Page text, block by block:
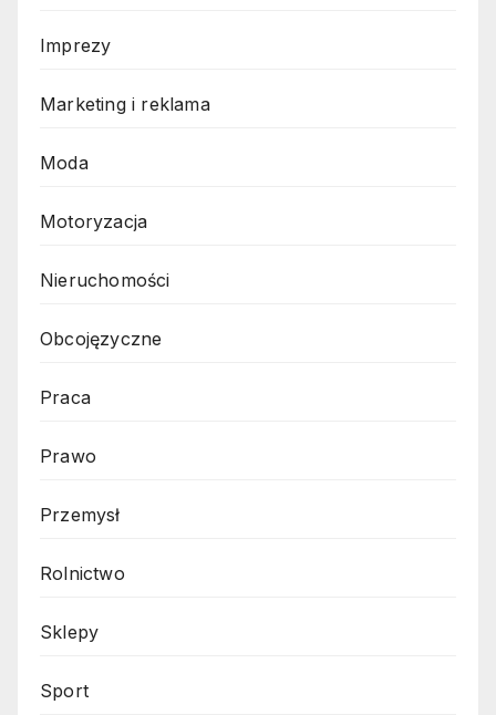
Imprezy
Marketing i reklama
Moda
Motoryzacja
Nieruchomości
Obcojęzyczne
Praca
Prawo
Przemysł
Rolnictwo
Sklepy
Sport